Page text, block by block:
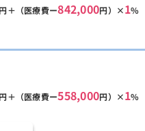
円＋（医療費ー842,000円）×1%
円＋（医療費ー558,000円）×1%